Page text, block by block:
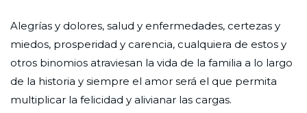
Alegrías y dolores, salud y enfermedades, certezas y
miedos, prosperidad y carencia, cualquiera de estos y
otros binomios atraviesan la vida de la familia a lo largo
de la historia y siempre el amor será el que permita
multiplicar la felicidad y alivianar las cargas.